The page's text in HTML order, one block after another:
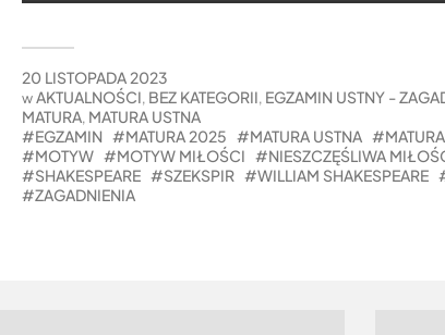
20 LISTOPADA 2023
wAKTUALNOŚCI, BEZ KATEGORII, EGZAMIN USTNY -
MATURA, MATURA USTNA
EGZAMIN
MATURA 2025 MATURA USTNA
MOTYW
MOTYW MIŁOŚCI NIESZCZĘŚLIWA
SHAKESPEARE
SZEKSPIR WILLIAM SHAKESPEARE
ZAGADNIENIA